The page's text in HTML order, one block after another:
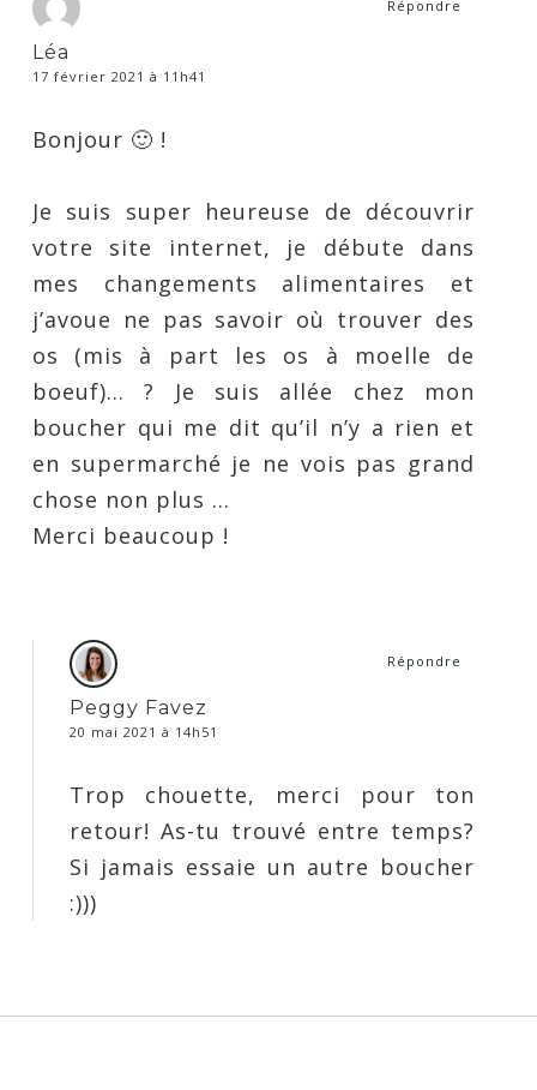
Léa
17 février 2021 à 11h41
Bonjour 🙂 !
Je suis super heureuse de découvrir
votre site internet, je débute dans
mes changements alimentaires et
j’avoue ne pas savoir où trouver des
os (mis à part les os à moelle de
boeuf)… ? Je suis allée chez mon
boucher qui me dit qu’il n’y a rien et
en supermarché je ne vois pas grand
chose non plus …
Merci beaucoup !
Répondre
Peggy Favez
20 mai 2021 à 14h51
Trop chouette, merci pour ton
retour! As-tu trouvé entre temps?
Si jamais essaie un autre boucher
:)))
Répondre